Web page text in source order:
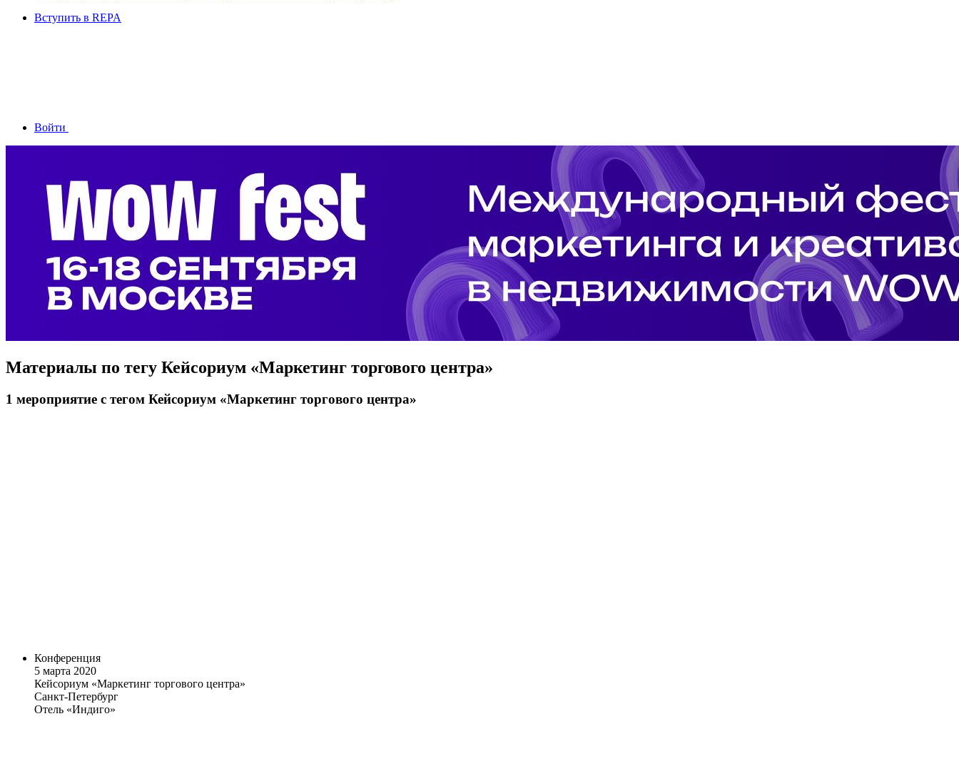
Вступить в REPA
Войти
Материалы по тегу Кейсориум «Маркетинг торгового центра»
1 мероприятие с тегом Кейсориум «Маркетинг торгового центра»
Конференция
5 марта 2020
Кейсориум «Маркетинг торгового центра»
Санкт-Петербург
Отель «Индиго»